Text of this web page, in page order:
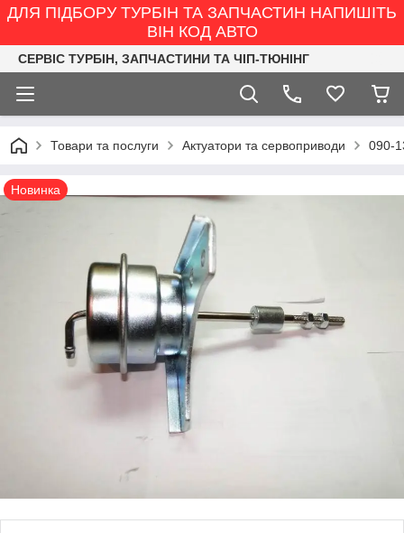
ДЛЯ ПІДБОРУ ТУРБІН ТА ЗАПЧАСТИН НАПИШІТЬ
ВІН КОД АВТО
СЕРВІС ТУРБІН, ЗАПЧАСТИНИ ТА ЧІП-ТЮНІНГ
Товари та послуги Актуатори та сервоприводи 090-
Новинка